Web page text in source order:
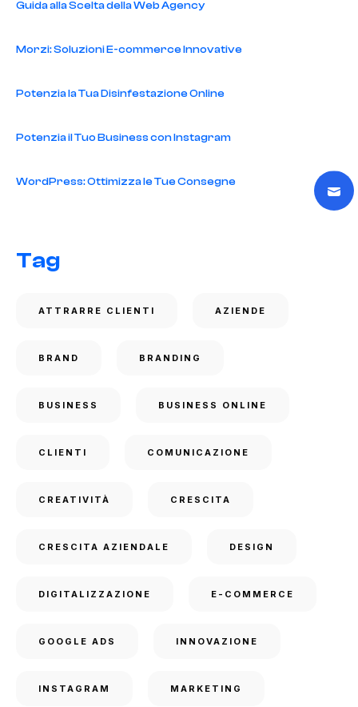
Guida alla Scelta della Web Agency
Morzi: Soluzioni E-commerce Innovative
Potenzia la Tua Disinfestazione Online
Potenzia il Tuo Business con Instagram
WordPress: Ottimizza le Tue Consegne
Tag
ATTRARRE CLIENTI AZIENDE
BRAND BRANDING
BUSINESS BUSINESS ONLINE
CLIENTI COMUNICAZIONE
CREATIVITÀ CRESCITA
CRESCITA AZIENDALE DESIGN
DIGITALIZZAZIONE E-COMMERCE
GOOGLE ADS INNOVAZIONE
INSTAGRAM MARKETING